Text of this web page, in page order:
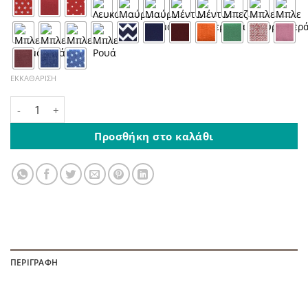
ΕΚΚΑΘΆΡΙΣΗ
Παιδικό Ξύλινο Παπιγιόν Αστέρια Κορώνες ποσότητα
Προσθήκη στο καλάθι
ΠΕΡΙΓΡΑΦΉ